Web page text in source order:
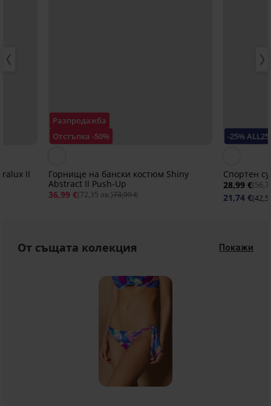
II
Разпродажба
Отстъпка -50%
Горнище на бански костюм Shiny
Abstract II Push-Up
36,99 €(72,35 лв.)73,99 €
-25% ALL25
Спортен
28,99 €
21,74 €
От същата колекция Покажи